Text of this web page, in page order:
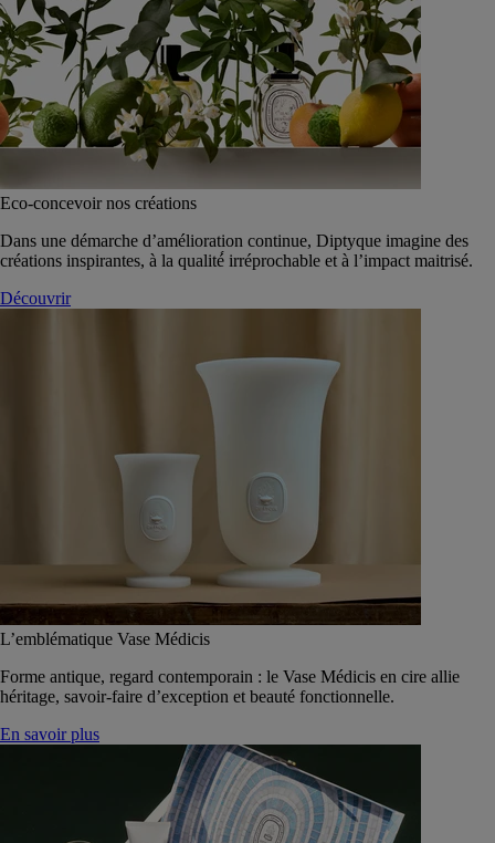
Eco-concevoir nos créations
Dans une démarche d’amélioration continue, Diptyque imagine des
créations inspirantes, à la qualité́ irréprochable et à l’impact maitrisé.
Découvrir
L’emblématique Vase Médicis
Forme antique, regard contemporain : le Vase Médicis en cire allie
héritage, savoir-faire d’exception et beauté fonctionnelle.
En savoir plus